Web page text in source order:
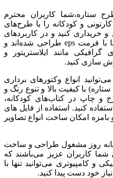
ستاره،شما کاربران محترم
کارتونی و کودکانه را با طرح‌های
و خریداری کنید و در کاربرد‌های
مختلف استفاده کنید. این فایل ها با فرمت eps طراحی شده‌اند و
گرافیکی مانند ایلاستریتور و
سازی کنید.
انواع وکتورهای برداری
با کیفیت بالا و تنوع رنگ و
و چاپ در کتاب‌های کودکانه،
کنید. استفاده از فایل های
امکان ساخت انواع تصاویر
روز مشغول طراحی و ساخت
شما کاربران عزیز می‌باشند که
و کامپیوتری می‌توانید تنها با
خود دست پیدا کنید.